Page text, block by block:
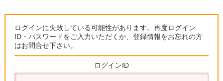
ログインに失敗している可能性があります。再度ログイン
ID・パスワードをご入力いただくか、登録情報をお忘れの方
はお問合せ下さい。
ログインID